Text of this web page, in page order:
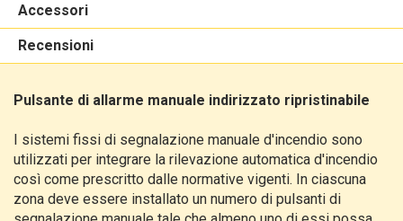
Accessori
Recensioni
Pulsante di allarme manuale indirizzato ripristinabile
​I sistemi fissi di segnalazione manuale d'incendio sono
utilizzati per integrare la rilevazione automatica d'incendio
così come prescritto dalle normative vigenti. In ciascuna
zona deve essere installato un numero di pulsanti di